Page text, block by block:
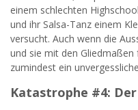
einem schlechten
und ihr Salsa-Tanz einem
versucht. Auch wenn die
und sie mit den
zumindest ein
Katastrophe #4: